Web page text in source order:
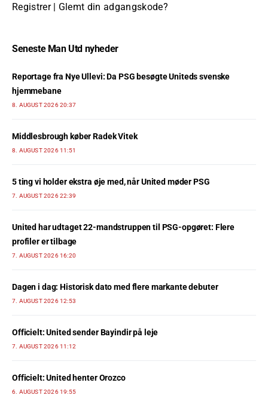
Registrer| Glemt din adgangskode?
Seneste Man Utd nyheder
Reportage fra Nye Ullevi: Da PSG besøgte Uniteds svenske
hjemmebane
8. AUGUST 2026 20:37
Middlesbrough køber Radek Vitek
8. AUGUST 2026 11:51
5 ting vi holder ekstra øje med, når United møder PSG
7. AUGUST 2026 22:39
United har udtaget 22-mandstruppen til PSG-opgøret: Flere
profiler er tilbage
7. AUGUST 2026 16:20
Dagen i dag: Historisk dato med flere markante debuter
7. AUGUST 2026 12:53
Officielt: United sender Bayindir på leje
7. AUGUST 2026 11:12
Officielt: United henter Orozco
6. AUGUST 2026 19:55